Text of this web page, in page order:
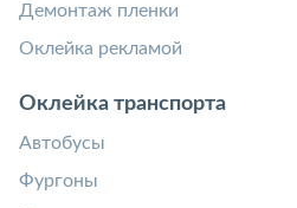
Демонтаж пленки
Оклейка рекламой
Оклейка транспорта
Автобусы
Фургоны